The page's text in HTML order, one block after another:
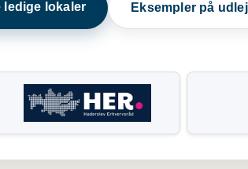
ledige lokaler Eksempler på